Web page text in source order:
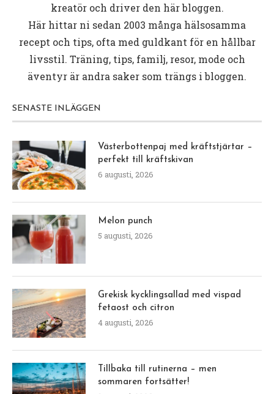
kreatör och driver den här bloggen.
Här hittar ni sedan 2003 många hälsosamma
recept och tips, ofta med guldkant för en hållbar
livsstil. Träning, tips, familj, resor, mode och
äventyr är andra saker som trängs i bloggen.
SENASTE INLÄGGEN
Västerbottenpaj med kräftstjärtar –
perfekt till kräftskivan
6 augusti, 2026
Melon punch
5 augusti, 2026
Grekisk kycklingsallad med vispad
fetaost och citron
4 augusti, 2026
Tillbaka till rutinerna – men
sommaren fortsätter!